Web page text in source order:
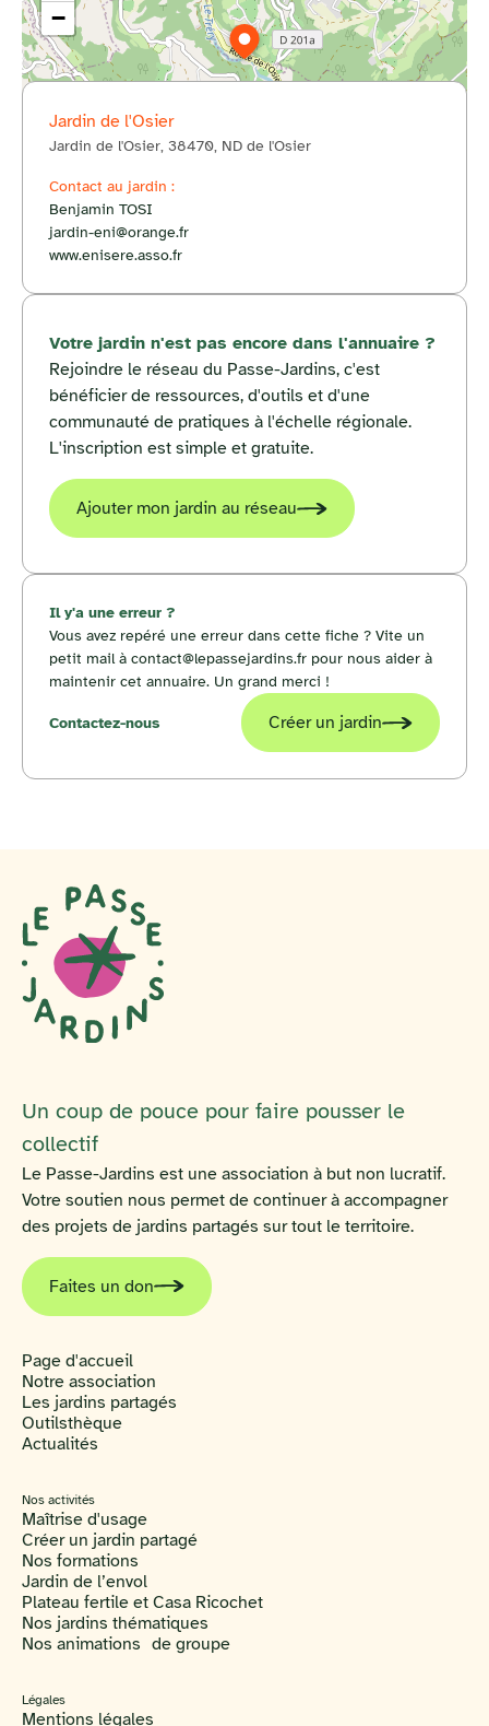
−
Jardin de l'Osier
Jardin de l'Osier, 38470, ND de l'Osier
Contact au jardin :
Benjamin TOSI
jardin-eni@orange.fr
www.enisere.asso.fr
Votre jardin n'est pas encore dans l'annuaire ?
Rejoindre le réseau du Passe-Jardins, c'est
bénéficier de ressources, d'outils et d'une
communauté de pratiques à l'échelle régionale.
L'inscription est simple et gratuite.
Ajouter mon jardin au réseau
Il y'a une erreur ?
Vous avez repéré une erreur dans cette fiche ? Vite un
petit mail à contact@lepassejardins.fr pour nous aider à
maintenir cet annuaire. Un grand merci !
Contactez-nous Créer un jardin
Un coup de pouce pour faire pousser le
collectif
Le Passe-Jardins est une association à but non lucratif.
Votre soutien nous permet de continuer à accompagner
des projets de jardins partagés sur tout le territoire.
Faites un don
Page d'accueil
Notre association
Les jardins partagés
Outilsthèque
Actualités
Nos activités
Maîtrise d'usage
Créer un jardin partagé
Nos formations
Jardin de l’envol
Plateau fertile et Casa Ricochet
Nos jardins thématiques
Nos animations de groupe
Légales
Mentions légales